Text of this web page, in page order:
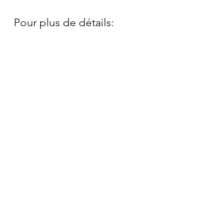
Pour plus de détails: